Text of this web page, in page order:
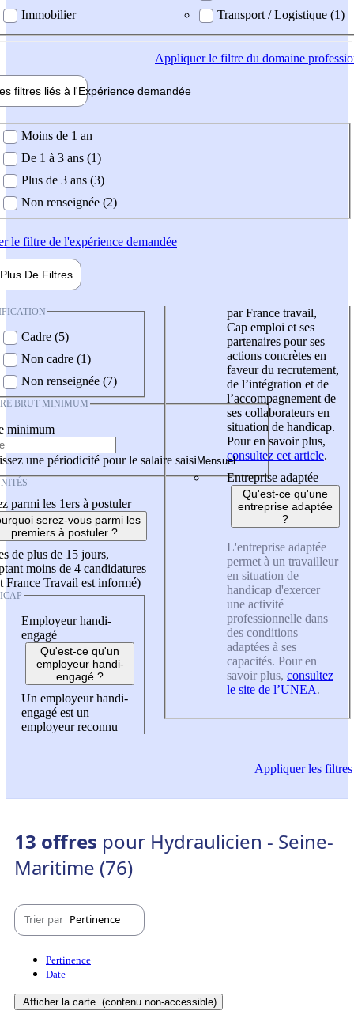
Immobilier
Transport / Logistique (1)
Appliquerle filtre du domaine
filtres liés à l'Expérience demandée
demandée
Moins de 1 an
De 1 à 3 ans (1)
Plus de 3 ans (3)
Non renseignée (2)
le filtre de l'expérience demandée
Plus De Filtres
Cadre (5)
Non cadre (1)
Non renseignée (7)
BRUT MINIMUM
minimum
une périodicité pour le salaire saisi
parmi les 1ers à postuler
serez-vous parmi les
premiers à postuler ?
de plus de 15 jours,
moins de 4 candidatures
France Travail est informé)
Employeur handi-
engagé
Qu'est-ce qu'un
employeur handi-
engagé ?
Un employeur handi-
engagé est un
employeur reconnu
par France travail,
Cap emploi et ses
partenaires pour ses
actions concrètes en
faveur du recrutement,
de l’intégration et de
l’accompagnement de
ses collaborateurs en
situation de handicap.
Pour en savoir plus,
consultez cet article.
Entreprise adaptée
Qu'est-ce qu'une
entreprise adaptée
?
L'entreprise adaptée
permet à un travailleur
en situation de
handicap d'exercer
une activité
professionnelle dans
des conditions
adaptées à ses
capacités. Pour en
savoir plus, consultez
le site de l’UNEA.
Appliquerles filtres
13 offres pour Hydraulicien - Seine-
Maritime (76)
Trier par Pertinence
Pertinence
Date
Afficher la carte (contenu non-accessible)